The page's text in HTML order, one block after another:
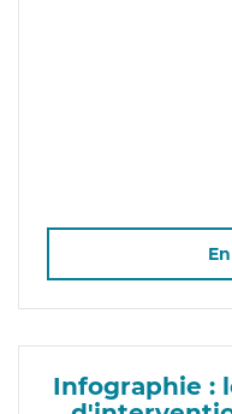
Infographie :